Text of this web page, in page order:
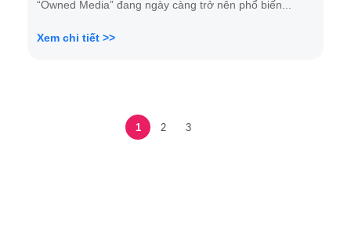
“Owned Media” đang ngày càng trở nên phổ biến...
Xem chi tiết >>
1 2 3